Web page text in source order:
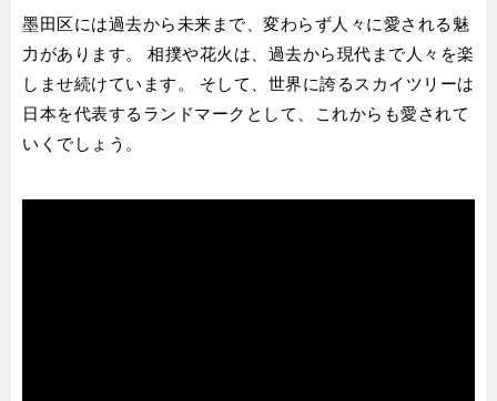
墨田区には過去から未来まで、変わらず人々に愛される魅
力があります。 相撲や花火は、過去から現代まで人々を楽
しませ続けています。 そして、世界に誇るスカイツリーは
日本を代表するランドマークとして、これからも愛されて
いくでしょう。